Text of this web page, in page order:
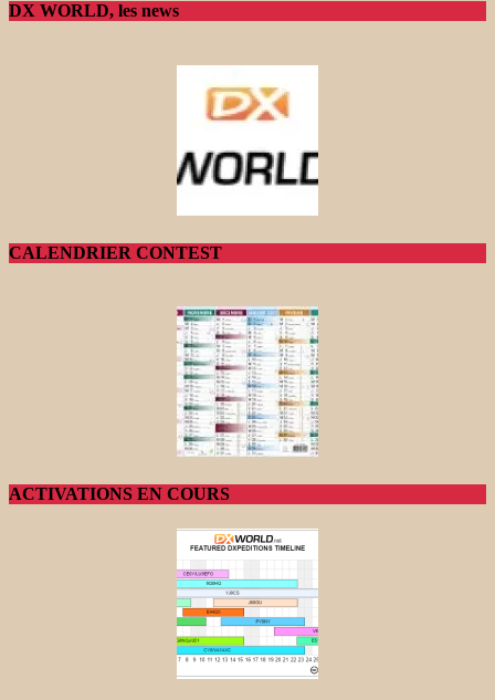
DX WORLD, les news
CALENDRIER CONTEST
ACTIVATIONS EN COURS